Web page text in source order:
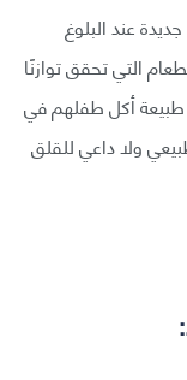
عند البلوغ
التي تحقق توازنًا
طبيعة أكل طفلهم في
ولا داعي للقلق